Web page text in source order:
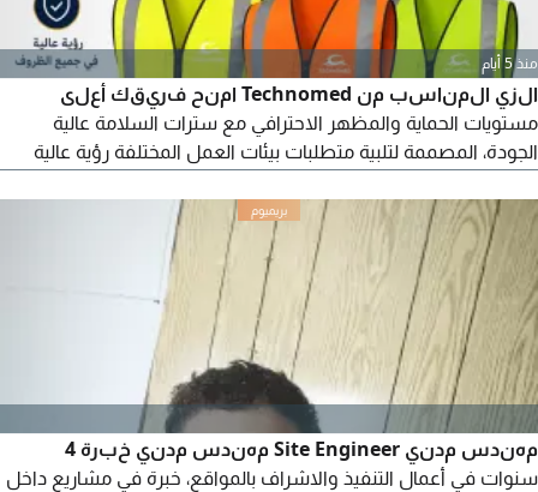
منذ 5 أيام
الزي المناسب من Technomed امنح فريقك أعلى
مستويات الحماية والمظهر الاحترافي مع سترات السلامة عالية
الجودة، المصممة لتلبية متطلبات بيئات العمل المختلفة رؤية عالية
تتحمل الاستخدام اليومي والعمل الميداني الشاق امكانية طباعة شعار
شركتك لتعزيز هويتك المؤسسية واحترافيتك مناسبة للمشاريع،
المصانع، المستودعات، وشركات المقاولات
مهندس مدني Site Engineer مهندس مدني خبرة 4
سنوات في أعمال التنفيذ والاشراف بالمواقع، خبرة في مشاريع داخل